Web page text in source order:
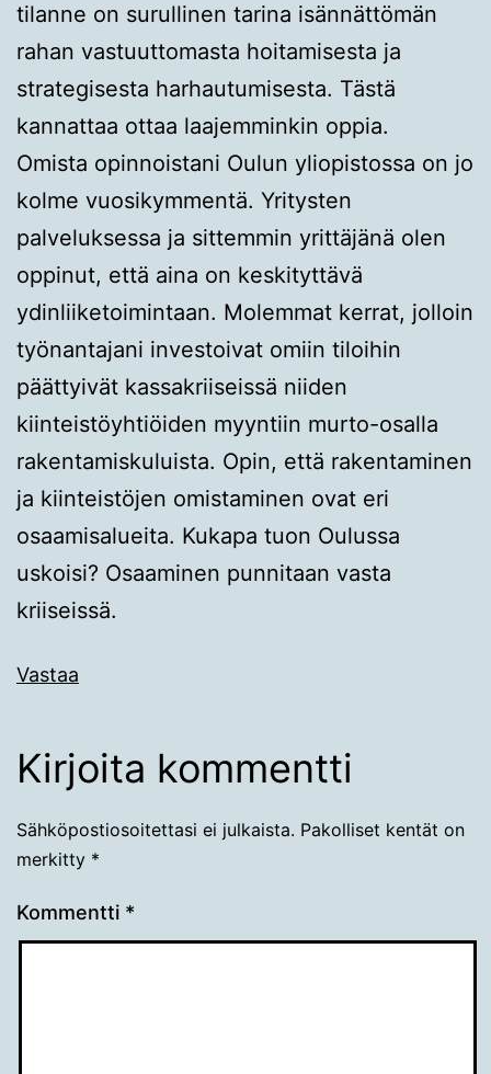
tilanne on surullinen tarina isännättömän
rahan vastuuttomasta hoitamisesta ja
strategisesta harhautumisesta. Tästä
kannattaa ottaa laajemminkin oppia.
Omista opinnoistani Oulun yliopistossa on jo
kolme vuosikymmentä. Yritysten
palveluksessa ja sittemmin yrittäjänä olen
oppinut, että aina on keskityttävä
ydinliiketoimintaan. Molemmat kerrat, jolloin
työnantajani investoivat omiin tiloihin
päättyivät kassakriiseissä niiden
kiinteistöyhtiöiden myyntiin murto-osalla
rakentamiskuluista. Opin, että rakentaminen
ja kiinteistöjen omistaminen ovat eri
osaamisalueita. Kukapa tuon Oulussa
uskoisi? Osaaminen punnitaan vasta
kriiseissä.
Vastaa
Kirjoita kommentti
Sähköpostiosoitettasi ei julkaista. Pakolliset kentät on
merkitty *
Kommentti *